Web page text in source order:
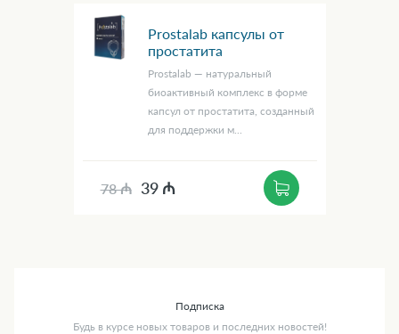
Prostalab капсулы от
простатита
Prostalab — натуральный
биоактивный комплекс в форме
капсул от простатита, созданный
для поддержки м...
78 ₼ 39 ₼
Подписка
Будь в курсе новых товаров и последних новостей!